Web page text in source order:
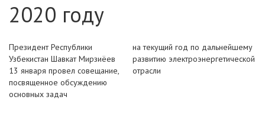
2020 году
Президент Республики
Узбекистан Шавкат Мирзиёев
13 января провел совещание,
посвященное обсуждению
основных задач
на текущий год по дальнейшему
развитию электроэнергетической
отрасли